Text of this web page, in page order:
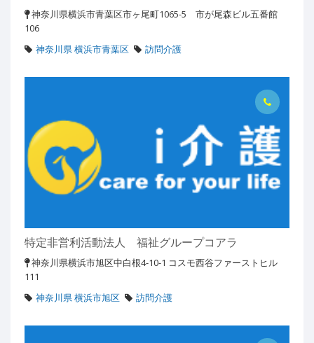
神奈川県横浜市青葉区市ヶ尾町1065-5 市が尾森ビル五番館
106
神奈川県 横浜市青葉区
訪問介護
特定非営利活動法人 福祉グループコアラ
神奈川県横浜市旭区中白根4-10-1 コスモ西谷ファーストヒル
111
神奈川県 横浜市旭区
訪問介護